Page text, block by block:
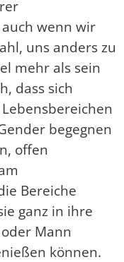
wenn wir
uns anders zu
mehr als sein
dass sich
begegnen
offen
Bereiche
ganz in ihre
Mann
können.